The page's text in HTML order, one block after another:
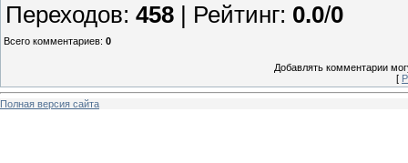
Переходов: 458 | Рейтинг: 0.0/0
Всего комментариев: 0
Добавлять комментарии
[
Полная версия сайта